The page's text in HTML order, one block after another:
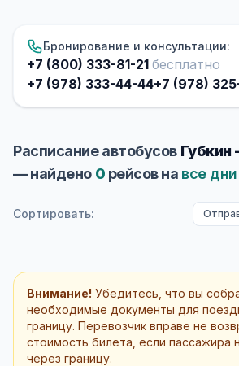
Бронирование и консультации:
+7 (800) 333-81-21 бесплатно
+7 (978) 333-44-44+7 (978)
Расписание автобусов Губкин
— найдено 0 рейсов на все дни
Сортировать:
Внимание! Убедитесь, что вы
необходимые документы для
границу. Перевозчик вправе не
стоимость билета, если пассажира
через границу.